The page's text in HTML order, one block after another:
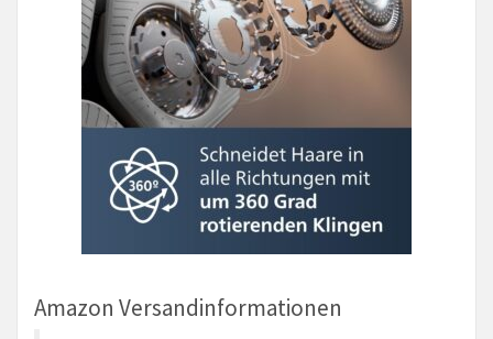
Amazon Versandinformationen